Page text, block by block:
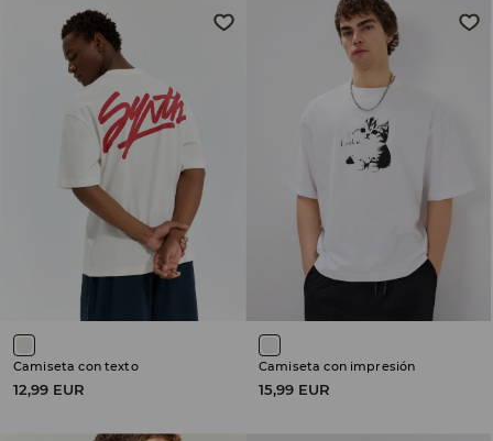
Camiseta con texto
12,99 EUR
Camiseta con impresión
15,99 EUR